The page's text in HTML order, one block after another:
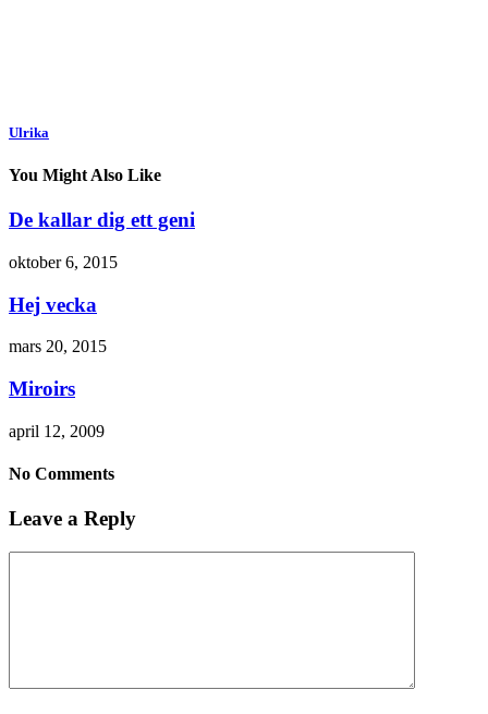
Ulrika
You Might Also Like
De kallar dig ett geni
oktober 6, 2015
Hej vecka
mars 20, 2015
Miroirs
april 12, 2009
No Comments
Leave a Reply